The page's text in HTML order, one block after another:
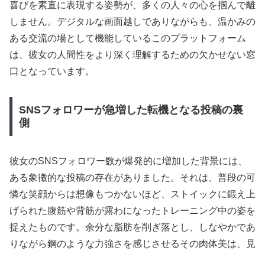
喜びを素直に表現する姿勢が、多くの人々の心を掴んで離
しません。デジタルな画面越しでありながらも、温かみの
ある交流の場として機能しているこのプラットフォーム
は、彼女の人間性をより深く理解するための欠かせない窓
口となっています。
SNSフォロワーが急増した転機となる投稿の裏
側
彼女のSNSフォロワー数が爆発的に増加した背景には、
ある象徴的な投稿の存在がありました。それは、普段の可
憐な笑顔からは想像もつかないほど、ストイックに鍛え上
げられた腹筋や背筋が露わになったトレーニング中の姿を
捉えたものです。余分な脂肪を削ぎ落とし、しなやかであ
りながら鋼のような力強さを感じさせるその肉体美は、見